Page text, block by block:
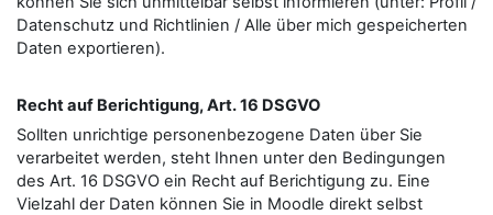
Datenschutz und Richtlinien / Alle über mich gespeicherten
Daten exportieren).
Recht auf Berichtigung, Art. 16 DSGVO
Sollten unrichtige personenbezogene Daten über Sie
verarbeitet werden, steht Ihnen unter den Bedingungen
des Art. 16 DSGVO ein Recht auf Berichtigung zu. Eine
Vielzahl der Daten können Sie in Moodle direkt selbst